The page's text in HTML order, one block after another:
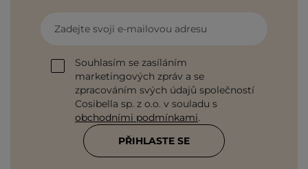
Zadejte svoji e-mailovou adresu
Souhlasím se zasíláním
marketingových zpráv a se
zpracováním svých údajů společností
Cosibella sp. z o.o. v souladu s
obchodními podmínkami.
PŘIHLASTE SE